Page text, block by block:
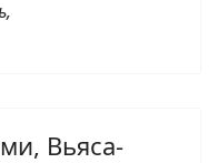
Вьяса-